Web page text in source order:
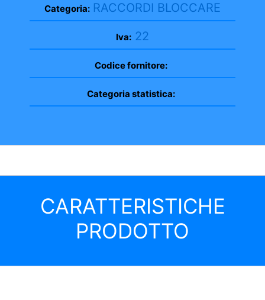
Categoria: RACCORDI BLOCCARE
Iva: 22
Codice fornitore:
Categoria statistica:
CARATTERISTICHE
PRODOTTO